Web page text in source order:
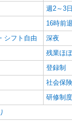
ークCW 仙台支店/
常生活の見守りスタ
時給1300円
宮城県多賀城市
ークCW 仙台支店/
齢者向け住宅staff
週2～3
16時前
シフト自由
深夜
残業ほ
登録制
社会保
研修制